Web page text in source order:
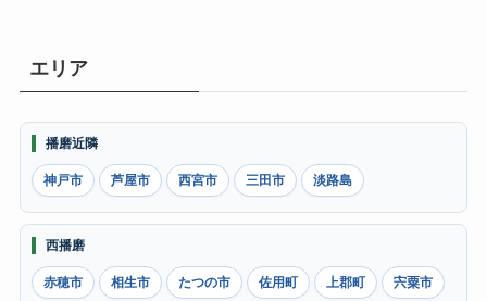
エリア
播磨近隣
神戸市
芦屋市 西宮市 三田市 淡路島
西播磨
赤穂市
相生市 たつの市 佐用町 上郡町 宍粟市